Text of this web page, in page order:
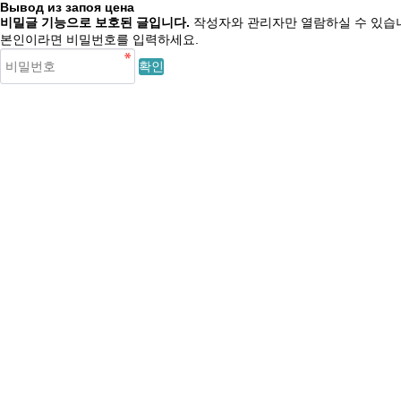
Вывод из запоя цена
비밀글 기능으로 보호된 글입니다. 작성자와 관리자만 열람하실 수 있습
본인이라면 비밀번호를 입력하세요.